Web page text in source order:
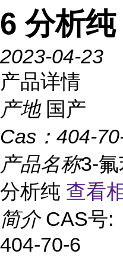
6 分析纯
2023-04-23
产品详情
产地 国产
Cas： 404-
产品名称3-
分析纯 查看
简介 CAS号:
404-70-6